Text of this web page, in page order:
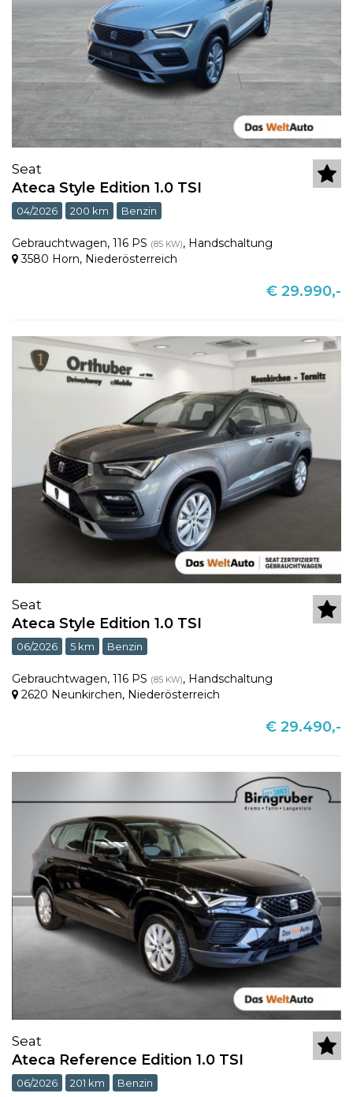
Seat
Ateca Style Edition 1.0 TSI
04/2026 200 km Benzin
Gebrauchtwagen, 116 PS (85 KW), Handschaltung
3580 Horn, Niederösterreich
€ 29.990,-
Seat
Ateca Style Edition 1.0 TSI
06/2026 5 km Benzin
Gebrauchtwagen, 116 PS (85 KW), Handschaltung
2620 Neunkirchen, Niederösterreich
€ 29.490,-
Seat
Ateca Reference Edition 1.0 TSI
06/2026 201 km Benzin